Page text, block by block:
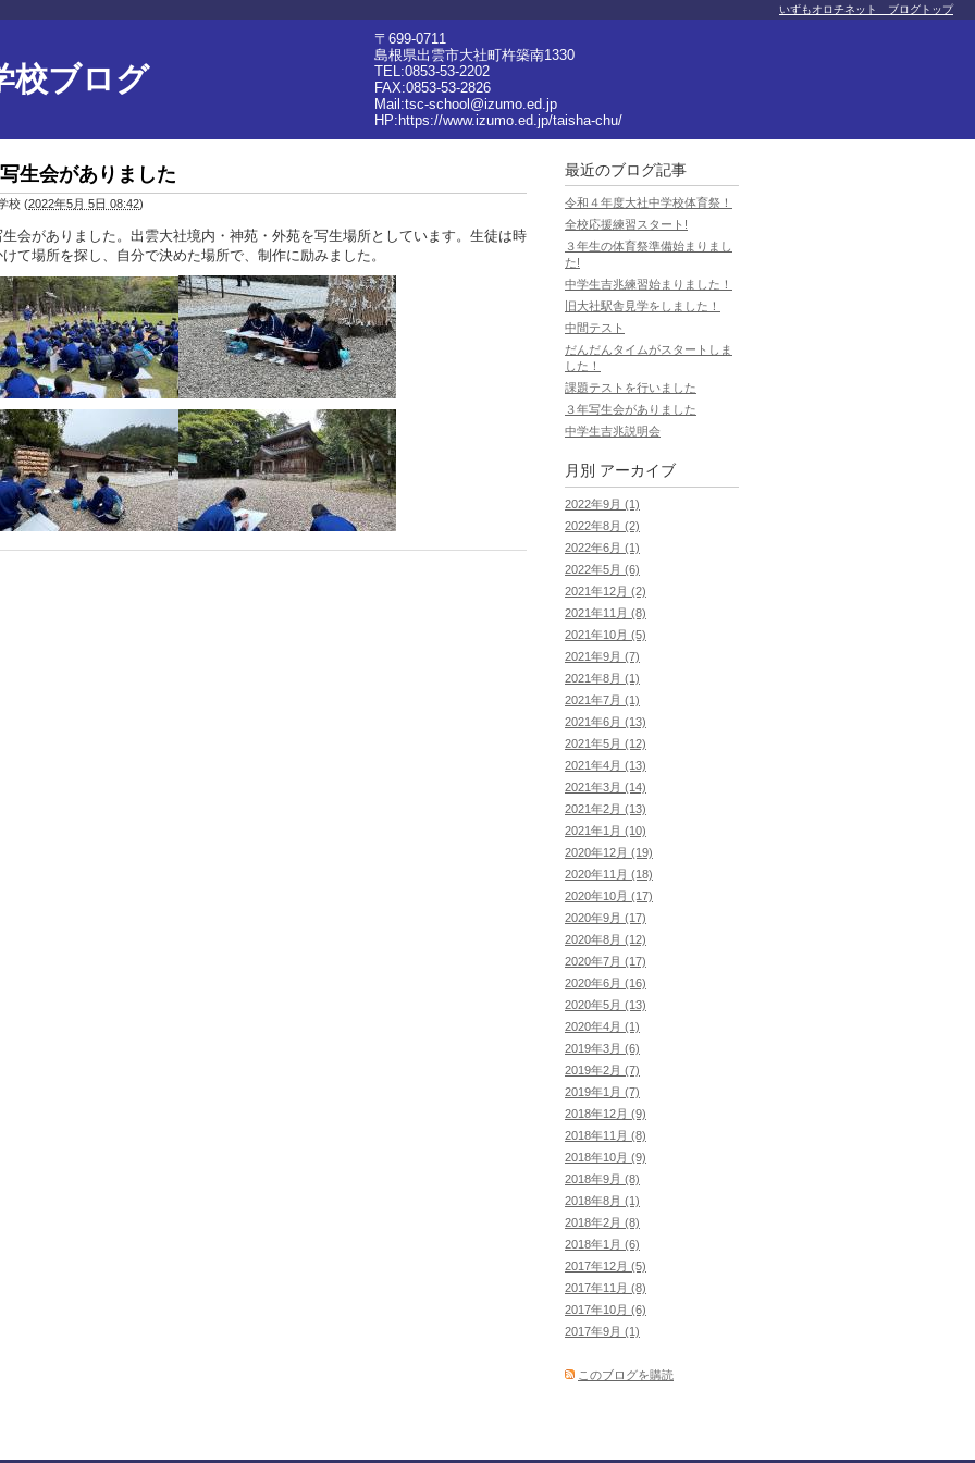
校ブログ
〒699-0711
島根県出雲市大社町杵築南1330
TEL:0853-53-2202
FAX:0853-53-2826
Mail:tsc-school@izumo.ed.jp
HP: https://www.izumo.ed.jp/taisha-chu/
いずもオロチネット ブログトップ
生会がありました
校 (2022年5月 5日 08:42)
生会がありました。出雲大社境内・神苑・外苑を写生場所としています。生徒は時
て場所を探し、自分で決めた場所で、制作に励みました。
最近のブログ記事
令和４年度大社中学校体育祭！
全校応援練習スタート!
３年生の体育祭準備始まりまし
た!
中学生吉兆練習始まりました！
旧大社駅舎見学をしました！
中間テスト
だんだんタイムがスタートしま
した！
課題テストを行いました
３年写生会がありました
中学生吉兆説明会
月別 アーカイブ
2022年9月 (1)
2022年8月 (2)
2022年6月 (1)
2022年5月 (6)
2021年12月 (2)
2021年11月 (8)
2021年10月 (5)
2021年9月 (7)
2021年8月 (1)
2021年7月 (1)
2021年6月 (13)
2021年5月 (12)
2021年4月 (13)
2021年3月 (14)
2021年2月 (13)
2021年1月 (10)
2020年12月 (19)
2020年11月 (18)
2020年10月 (17)
2020年9月 (17)
2020年8月 (12)
2020年7月 (17)
2020年6月 (16)
2020年5月 (13)
2020年4月 (1)
2019年3月 (6)
2019年2月 (7)
2019年1月 (7)
2018年12月 (9)
2018年11月 (8)
2018年10月 (9)
2018年9月 (8)
2018年8月 (1)
2018年2月 (8)
2018年1月 (6)
2017年12月 (5)
2017年11月 (8)
2017年10月 (6)
2017年9月 (1)
このブログを購読